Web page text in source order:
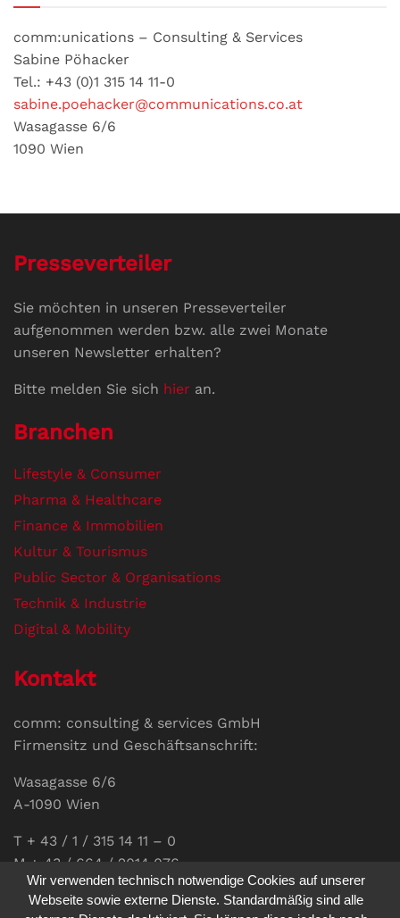
comm:unications – Consulting & Services
Sabine Pöhacker
Tel.: +43 (0)1 315 14 11-0
sabine.poehacker@communications.co.at
Wasagasse 6/6
1090 Wien
Presseverteiler
Sie möchten in unseren Presseverteiler
aufgenommen werden bzw. alle zwei Monate
unseren Newsletter erhalten?
Bitte melden Sie sich hier an.
Branchen
Lifestyle & Consumer
Pharma & Healthcare
Finance & Immobilien
Kultur & Tourismus
Public Sector & Organisations
Technik & Industrie
Digital & Mobility
Kontakt
comm: consulting & services GmbH
Firmensitz und Geschäftsanschrift:
Wasagasse 6/6
A-1090 Wien
T + 43 / 1 / 315 14 11 – 0
M + 43 / 664 / 2014 076
E-Mail:office@communications.co.at
Wir verwenden technisch notwendige Cookies auf unserer
Webseite sowie externe Dienste. Standardmäßig sind alle